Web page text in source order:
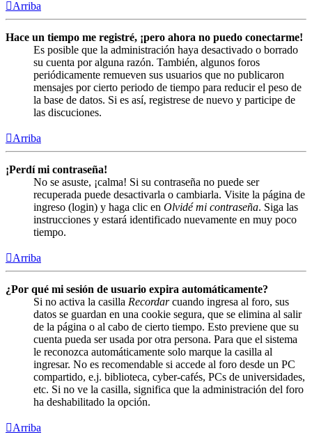
Arriba
Hace un tiempo me registré, ¡pero ahora no puedo conectarme!
Es posible que la administración haya desactivado o borrado
su cuenta por alguna razón. También, algunos foros
periódicamente remueven sus usuarios que no publicaron
mensajes por cierto periodo de tiempo para reducir el peso de
la base de datos. Si es así, registrese de nuevo y participe de
las discuciones.
Arriba
¡Perdí mi contraseña!
No se asuste, ¡calma! Si su contraseña no puede ser
recuperada puede desactivarla o cambiarla. Visite la página de
ingreso (login) y haga clic en Olvidé mi contraseña. Siga las
instrucciones y estará identificado nuevamente en muy poco
tiempo.
Arriba
¿Por qué mi sesión de usuario expira automáticamente?
Si no activa la casilla Recordarcuando ingresa al foro, sus
datos se guardan en una cookie segura, que se elimina al salir
de la página o al cabo de cierto tiempo. Esto previene que su
cuenta pueda ser usada por otra persona. Para que el sistema
le reconozca automáticamente solo marque la casilla al
ingresar. No es recomendable si accede al foro desde un PC
compartido, e.j. biblioteca, cyber-cafés, PCs de universidades,
etc. Si no ve la casilla, significa que la administración del foro
ha deshabilitado la opción.
Arriba